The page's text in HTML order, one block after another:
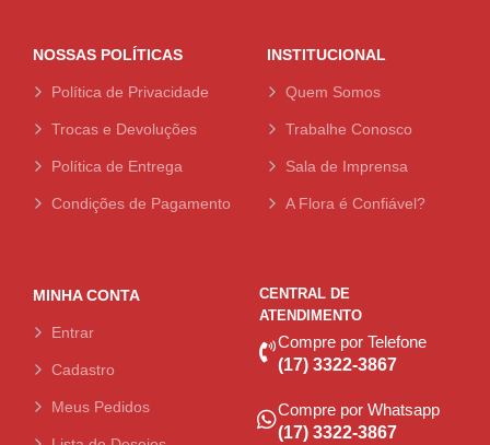
NOSSAS POLÍTICAS
Política de Privacidade
Trocas e Devoluções
Política de Entrega
Condições de Pagamento
INSTITUCIONAL
Quem Somos
Trabalhe Conosco
Sala de Imprensa
A Flora é Confiável?
MINHA CONTA
Entrar
Cadastro
Meus Pedidos
CENTRAL DE
ATENDIMENTO
Compre por Telefone
(17) 3322-3867
Compre por Whatsapp
(17) 3322-3867